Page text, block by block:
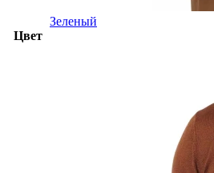
Цвет
Зеленый